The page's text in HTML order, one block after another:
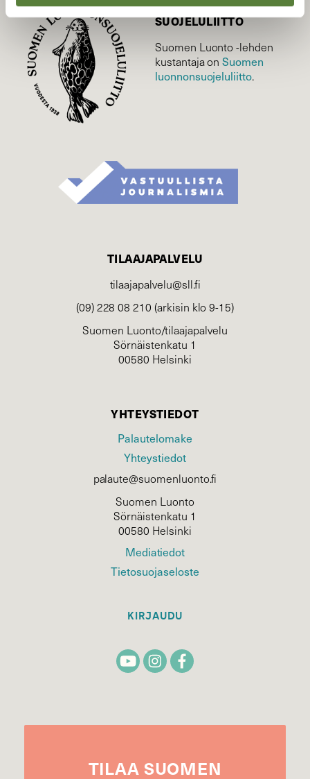
SUOMEN LUONNON­
SUOJELU­LIITTO
Suomen Luonto -lehden
kustantaja onSuomen
luonnonsuojelu­liitto.
TILAAJAPALVELU
tilaajapalvelu@sll.fi
(09) 228 08 210 (arkisin klo 9-15)
Suomen Luonto/tilaajapalvelu
Sörnäistenkatu 1
00580 Helsinki
YHTEYSTIEDOT
Palautelomake
Yhteystiedot
palaute@suomenluonto.fi
Suomen Luonto
Sörnäistenkatu 1
00580 Helsinki
Mediatiedot
Tietosuojaseloste
KIRJAUDU
TILAA SUOMEN